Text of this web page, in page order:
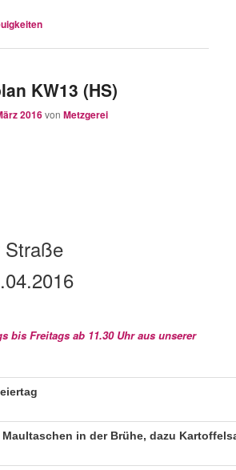
KW13 (HS)
2016vonMetzgerei
Straße
bis Freitags ab 11.30 Uhr aus unserer
Maultaschen in der Brühe, dazu